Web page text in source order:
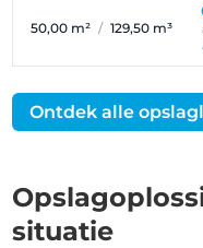
50,00 m² / 129,50 m³
Ontdek alle
situatie